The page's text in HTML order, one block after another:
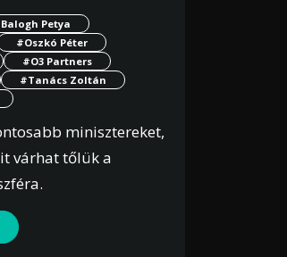
Petya
#Oszkó Péter
#O3 Partners
#Tanács Zoltán
minisztereket,
várhat tőlük a